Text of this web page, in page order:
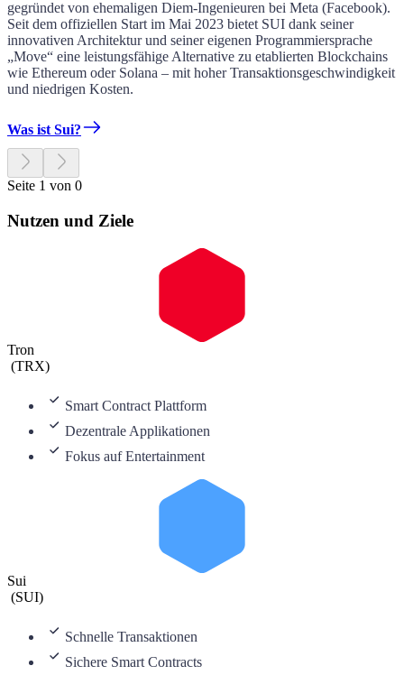
gegründet von ehemaligen Diem-Ingenieuren bei Meta (Facebook).
Seit dem offiziellen Start im Mai 2023 bietet SUI dank seiner
innovativen Architektur und seiner eigenen Programmiersprache
„Move“ eine leistungsfähige Alternative zu etablierten Blockchains
wie Ethereum oder Solana – mit hoher Transaktionsgeschwindigkeit
und niedrigen Kosten.
Was ist Sui?
Seite 1 von 0
Nutzen und Ziele
Tron
(TRX)
Smart Contract Plattform
Dezentrale Applikationen
Fokus auf Entertainment
Sui
(SUI)
Schnelle Transaktionen
Sichere Smart Contracts